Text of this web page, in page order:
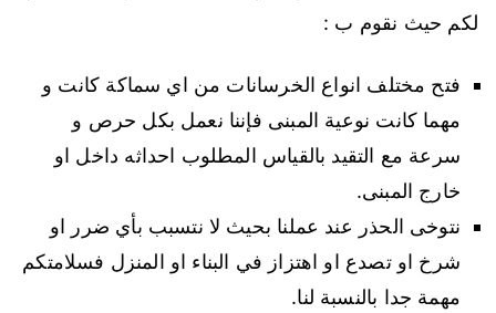
لكم حيث نقوم ب :
فتح مختلف انواع الخرسانات من اي سماكة كانت و
مهما كانت نوعية المبنى فإننا نعمل بكل حرص و
سرعة مع التقيد بالقياس المطلوب احداثه داخل او
خارج المبنى.
نتوخى الحذر عند عملنا بحيث لا نتسبب بأي ضرر او
شرخ او تصدع او اهتزاز في البناء او المنزل فسلامتكم
مهمة جدا بالنسبة لنا.